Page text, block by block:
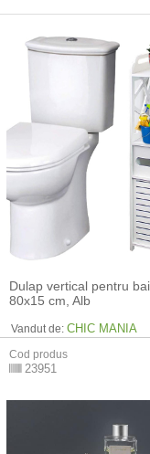
Dulap vertical pentru
80x15 cm, Alb
Vandut de: CHIC MANIA
Cod produs
23951